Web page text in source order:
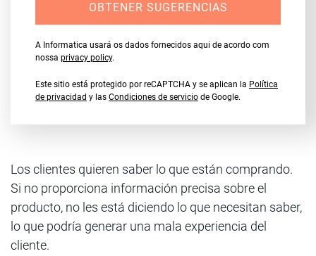
OBTENER SUGERENCIAS
A Informatica usará os dados fornecidos aqui de acordo com
nossa privacy policy.
Este sitio está protegido por reCAPTCHA y se aplican la Política
de privacidad y las Condiciones de servicio de Google.
Los clientes quieren saber lo que están comprando.
Si no proporciona información precisa sobre el
producto, no les está diciendo lo que necesitan saber,
lo que podría generar una mala experiencia del
cliente.